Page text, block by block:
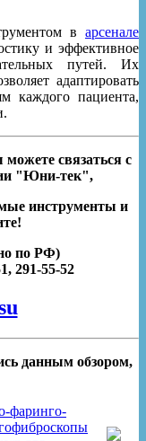
в арсенале
и эффективное
путей. Их
адаптировать
каждого пациента,
связаться с
"Юни-тек",
инструменты и
по РФ)
291-55-52
данным обзором,